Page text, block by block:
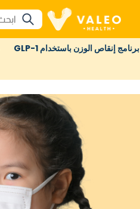
برنامج إنقاص الوزن باستخدام GLP-1